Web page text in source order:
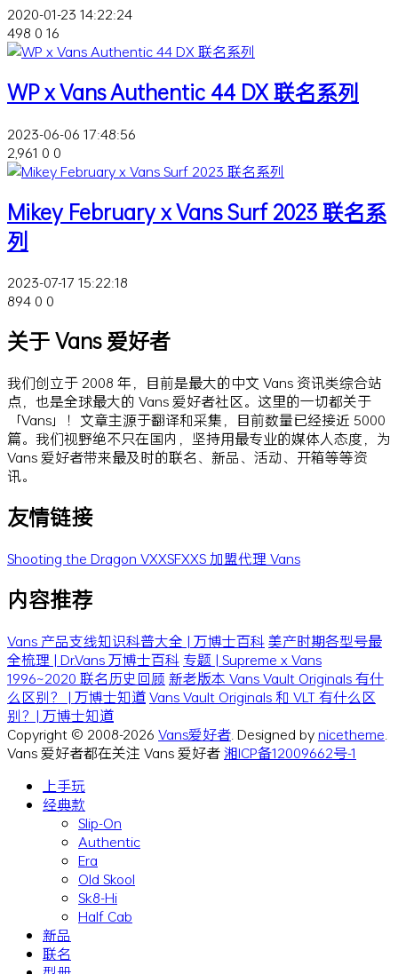
2020-01-23 14:22:24
498 0 16
WP x Vans Authentic 44 DX 联名系列
2023-06-06 17:48:56
2,961 0 0
Mikey February x Vans Surf 2023 联名系
列
2023-07-17 15:22:18
894 0 0
关于 Vans 爱好者
我们创立于 2008 年，目前是最大的中文 Vans 资讯类综合站
点，也是全球最大的 Vans 爱好者社区。这里的一切都关于
「Vans」！文章主源于翻译和采集，目前数量已经接近 5000
篇。我们视野绝不只在国内，坚持用最专业的媒体人态度，为
Vans 爱好者带来最及时的联名、新品、活动、开箱等等资
讯。
友情链接
Shooting the Dragon VXXSFXXS加盟代理 Vans
内容推荐
Vans 产品支线知识科普大全 | 万博士百科美产时期各型号最
全梳理 | Dr.Vans 万博士百科 专题 | Supreme x Vans
1996~2020 联名历史回顾 新老版本 Vans Vault Originals 有什
么区别？ | 万博士知道Vans Vault Originals 和 VLT 有什么区
别？| 万博士知道
Copyright © 2008-2026 Vans爱好者 . Designed bynicetheme
Vans 爱好者都在关注 Vans 爱好者湘ICP备12009662号-1
上手玩
经典款
Slip-On
Authentic
Era
Old Skool
Sk8-Hi
Half Cab
新品
联名